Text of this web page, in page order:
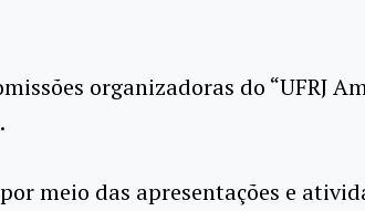
organizadoras do “UFRJ
meio das apresentações e